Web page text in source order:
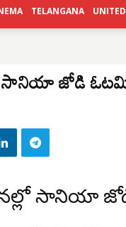
TELANGANA
సానియా జోడి
సానియా